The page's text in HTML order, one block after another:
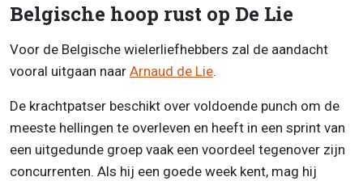
Belgische hoop rust op De Lie
Voor de Belgische wielerliefhebbers zal de aandacht
vooral uitgaan naar Arnaud de Lie.
De krachtpatser beschikt over voldoende punch om de
meeste hellingen te overleven en heeft in een sprint van
een uitgedunde groep vaak een voordeel tegenover zijn
concurrenten. Als hij een goede week kent, mag hij